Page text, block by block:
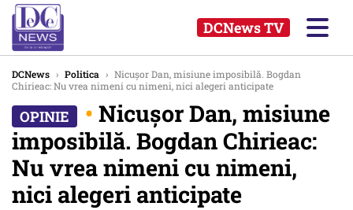
DCNews TV
DCNews › Politica › Nicușor Dan, misiune imposibilă. Bogdan
Chirieac: Nu vrea nimeni cu nimeni, nici alegeri anticipate
• Nicușor Dan, misiune
imposibilă. Bogdan Chirieac:
Nu vrea nimeni cu nimeni,
nici alegeri anticipate